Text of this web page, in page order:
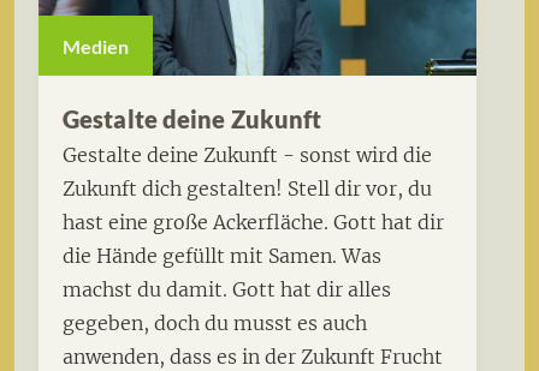
Medien
Gestalte deine Zukunft
Gestalte deine Zukunft - sonst wird die
Zukunft dich gestalten! Stell dir vor, du
hast eine große Ackerfläche. Gott hat dir
die Hände gefüllt mit Samen. Was
machst du damit. Gott hat dir alles
gegeben, doch du musst es auch
anwenden, dass es in der Zukunft Frucht